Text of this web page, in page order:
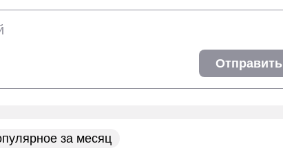
Отправить
за месяц